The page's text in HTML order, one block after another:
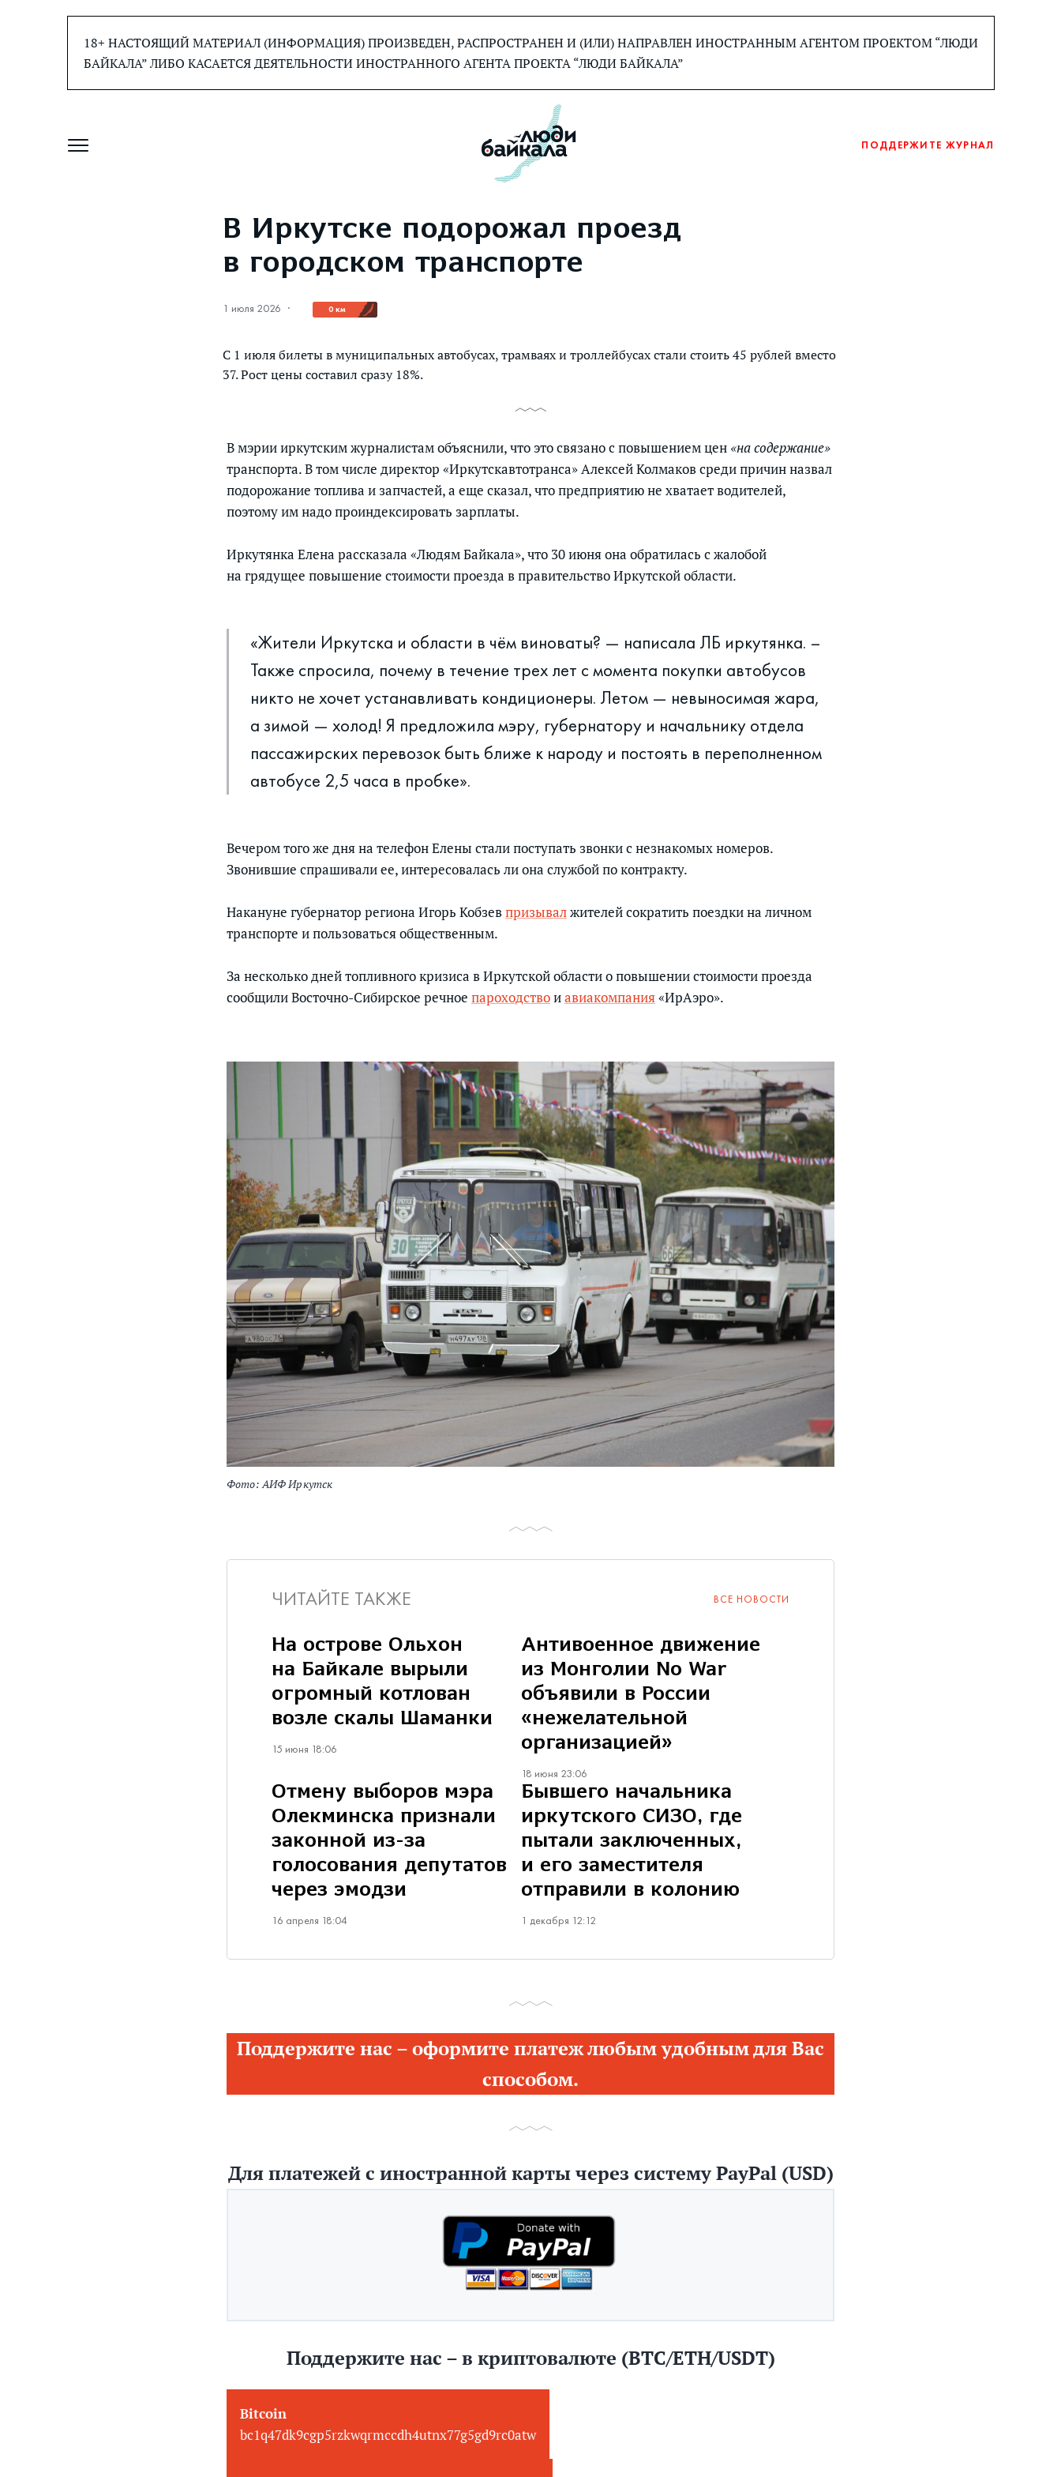
18+ НАСТОЯЩИЙ МАТЕРИАЛ (ИНФОРМАЦИЯ) ПРОИЗВЕДЕН, РАСПРОСТРАНЕН И (ИЛИ) НАПРАВЛЕН ИНОСТРАННЫМ АГЕНТОМ ПРОЕКТОМ “ЛЮДИ
БАЙКАЛА” ЛИБО КАСАЕТСЯ ДЕЯТЕЛЬНОСТИ ИНОСТРАННОГО АГЕНТА ПРОЕКТА “ЛЮДИ БАЙКАЛА”
ПОДДЕРЖИТЕ ЖУРНАЛ
В Иркутске подорожал проезд
в городском транспорте
1 июля 2026 · 0 км
С 1 июля билеты в муниципальных автобусах, трамваях и троллейбусах стали стоить 45 рублей вместо
37. Рост цены составил сразу 18%.
В мэрии иркутским журналистам объяснили, что это связано с повышением цен «на содержание»
транспорта. В том числе директор «Иркутскавтотранса» Алексей Колмаков среди причин назвал
подорожание топлива и запчастей, а еще сказал, что предприятию не хватает водителей,
поэтому им надо проиндексировать зарплаты.
Иркутянка Елена рассказала «Людям Байкала», что 30 июня она обратилась с жалобой
на грядущее повышение стоимости проезда в правительство Иркутской области.
«Жители Иркутска и области в чём виноваты? — написала ЛБ иркутянка. –
Также спросила, почему в течение трех лет с момента покупки автобусов
никто не хочет устанавливать кондиционеры. Летом — невыносимая жара,
а зимой — холод! Я предложила мэру, губернатору и начальнику отдела
пассажирских перевозок быть ближе к народу и постоять в переполненном
автобусе 2,5 часа в пробке».
Вечером того же дня на телефон Елены стали поступать звонки с незнакомых номеров.
Звонившие спрашивали ее, интересовалась ли она службой по контракту.
Накануне губернатор региона Игорь Кобзевпризывалжителей сократить поездки на личном
транспорте и пользоваться общественным.
За несколько дней топливного кризиса в Иркутской области о повышении стоимости проезда
сообщили Восточно-Сибирское речное пароходствоиавиакомпания«ИрАэро».
Фото: АИФ Иркутск
ЧИТАЙТЕ ТАКЖЕ ВСЕ НОВОСТИ
На острове Ольхон
на Байкале вырыли
огромный котлован
возле скалы Шаманки
15 июня 18:06
Антивоенное движение
из Монголии No War
объявили в России
«нежелательной
организацией»
18 июня 23:06
Отмену выборов мэра
Олекминска признали
законной из-за
голосования депутатов
через эмодзи
16 апреля 18:04
Бывшего начальника
иркутского СИЗО, где
пытали заключенных,
и его заместителя
отправили в колонию
1 декабря 12:12
Поддержите нас – оформите платеж любым удобным для Вас
способом.
Для платежей с иностранной карты через систему PayPal (USD)
Поддержите нас – в криптовалюте (BTC/ETH/USDT)
Bitcoin
bc1q47dk9cgp5rzkwqrmccdh4utnx77g5gd9rc0atw